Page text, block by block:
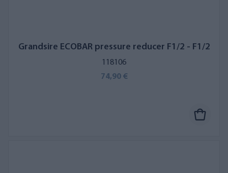
Grandsire ECOBAR pressure reducer F1/2 - F1/2
118106
74,90 €